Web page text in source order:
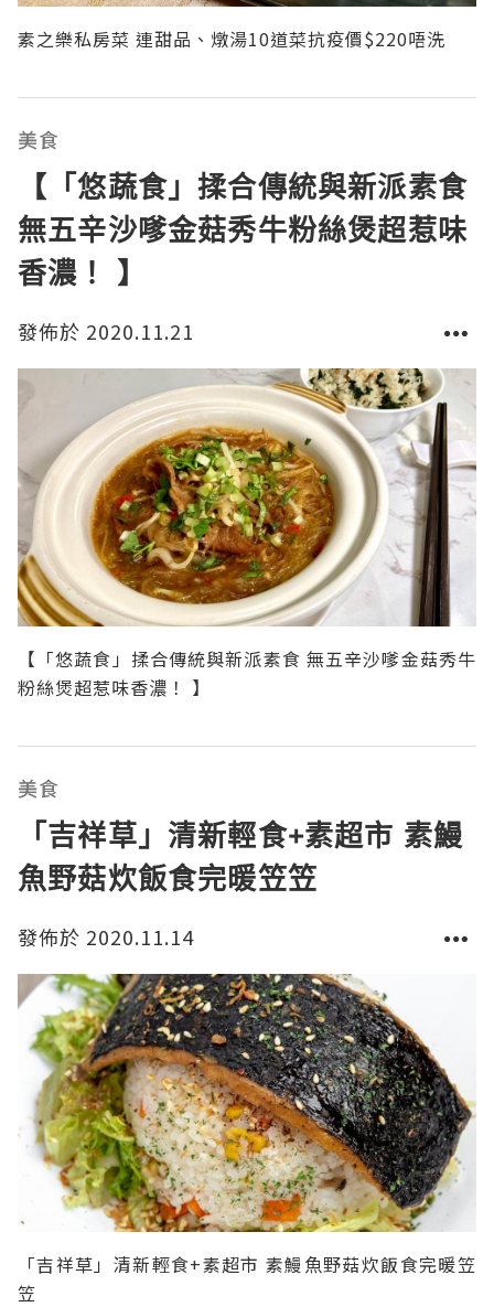
素之樂私房菜 連甜品、燉湯10道菜抗疫價$220唔洗！
美食
【「悠蔬食」揉合傳統與新派素食
無五辛沙嗲金菇秀牛粉絲煲超惹味
香濃！ 】
發佈於 2020.11.21
【「悠蔬食」揉合傳統與新派素食 無五辛沙嗲金菇秀牛
粉絲煲超惹味香濃！ 】
美食
「吉祥草」清新輕食+素超市 素鰻
魚野菇炊飯食完暖笠笠
發佈於 2020.11.14
「吉祥草」清新輕食+素超市 素鰻魚野菇炊飯食完暖笠
笠